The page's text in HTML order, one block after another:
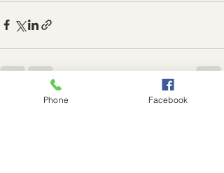
Posts recentes Ver tudo
Phone Facebook